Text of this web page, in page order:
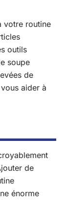
votre routine
outils
soupe
de
aider à
de
énorme